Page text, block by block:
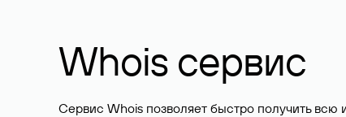
Whois сервис
Сервис Whois позволяет быстро получить